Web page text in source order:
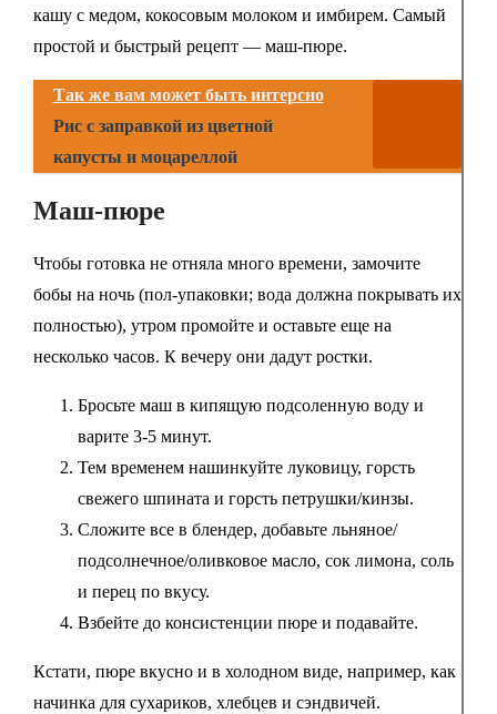
кашу с медом, кокосовым молоком и имбирем. Самый
простой и быстрый рецепт — маш-пюре.
Так же вам может быть интерсно
Рис с заправкой из цветной
капусты и моцареллой
Маш-пюре
Чтобы готовка не отняла много времени, замочите
бобы на ночь (пол-упаковки; вода должна покрывать их
полностью), утром промойте и оставьте еще на
несколько часов. К вечеру они дадут ростки.
Бросьте маш в кипящую подсоленную воду и
варите 3-5 минут.
Тем временем нашинкуйте луковицу, горсть
свежего шпината и горсть петрушки/кинзы.
Сложите все в блендер, добавьте льняное/
подсолнечное/оливковое масло, сок лимона, соль
и перец по вкусу.
Взбейте до консистенции пюре и подавайте.
Кстати, пюре вкусно и в холодном виде, например, как
начинка для сухариков, хлебцев и сэндвичей.